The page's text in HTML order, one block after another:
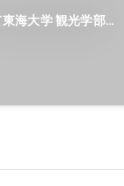
海大学 観光学部